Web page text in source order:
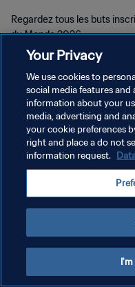
Regardez tous les buts
du Monde 2026.
POLITIQUE DE
CONDITIONS D'UTILISATION
GÉRER VOS PRÉFÉRENCES
Your Privacy
We use cookies to
social media features and
information about your
media, advertising and
your cookie preferences
right and place a do not
information request.